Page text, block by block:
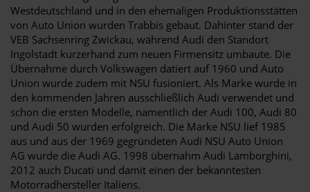
Westdeutschland und in den ehemaligen Produktionsstätten
von Auto Union wurden Trabbis gebaut. Dahinter stand der
VEB Sachsenring Zwickau, während Audi den Standort
Ingolstadt kurzerhand zum neuen Firmensitz umbaute. Die
Übernahme durch Volkswagen datiert auf 1960 und Auto
Union wurde zudem mit NSU fusioniert. Als Marke wurde in
den kommenden Jahren ausschließlich Audi verwendet und
schon die ersten Modelle, namentlich der Audi 100, Audi 80
und Audi 50 wurden erfolgreich. Die Marke NSU lief 1985
aus und aus der 1969 gegründeten Audi NSU Auto Union
AG wurde die Audi AG. 1998 übernahm Audi Lamborghini,
2012 auch Ducati und damit einen der bekanntesten
Motorradhersteller Italiens.